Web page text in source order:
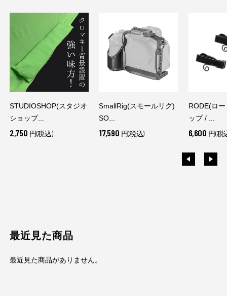
STUDIOSHOP(スタジオ
ショップ...
2,750 円(税込)
SmallRig(スモールリグ)
SO...
17,590 円(税込)
RODE(ロ
ップ / ...
6,600 円(税
最近見た商品
最近見た商品がありません。